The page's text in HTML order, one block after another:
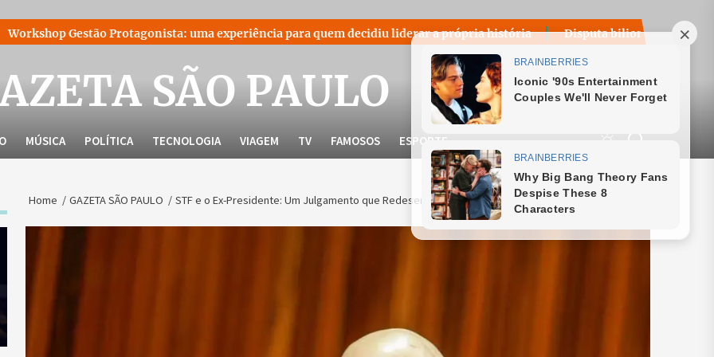
Protagonista: uma experiência para quem decidiu liderar a própria história Disputa bilionária sobre royalties do
SÃO PAULO
MÚSICA POLÍTICA TECNOLOGIA VIAGEM TV FAMOSOS ESPORTE
Home GAZETA SÃO PAULO STF e o Ex-Presidente: Um Julgamento que Redesenha os Limites da Política Nacional